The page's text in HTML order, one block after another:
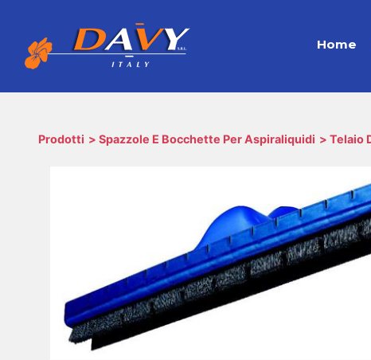
Home
Prodotti Spazzole E Bocchette Per Aspiraliquidi Telaio